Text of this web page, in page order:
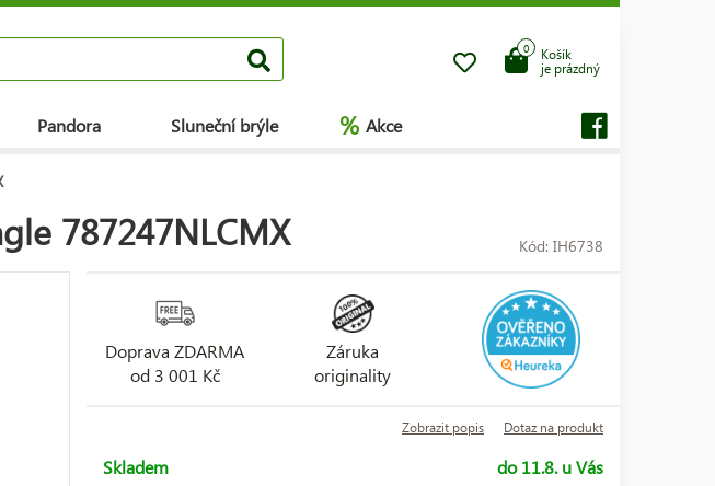
Košík
je prázdný
0
Pandora Sluneční brýle % Akce
787247NLCMX Kód: IH6738
Doprava ZDARMA
od 3 001 Kč
Záruka
originality
Zobrazit popis Dotaz na produkt
Skladem
do 11.8. u Vás